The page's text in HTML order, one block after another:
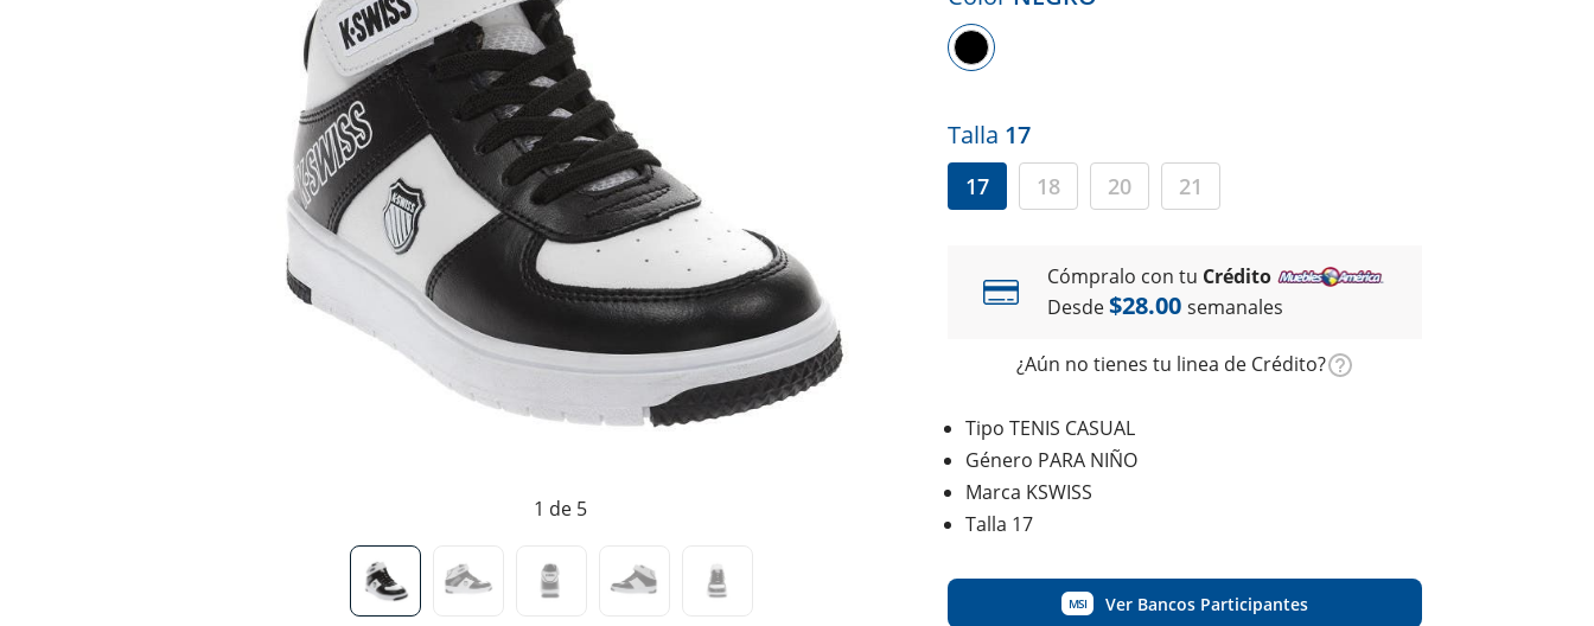
1 de 5
Talla 17
17 18 20 21
Cómpralo con tu Crédito
Desde$28.00 semanales
¿Aún no tienes tu linea de Crédito?
Tipo TENIS CASUAL
Género PARA NIÑO
Marca KSWISS
Talla 17
MSI Ver Bancos Participantes